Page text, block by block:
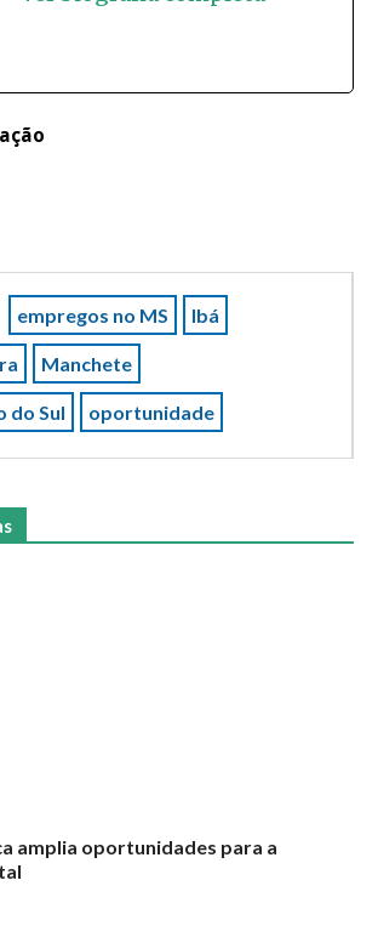
empregos no MS Ibá
Manchete
do Sul oportunidade
amplia oportunidades para a